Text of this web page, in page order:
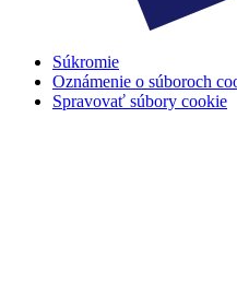
Súkromie
Oznámenie o súboroch
Spravovať súbory cookie